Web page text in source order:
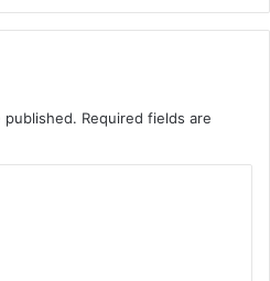
published. Required fields are